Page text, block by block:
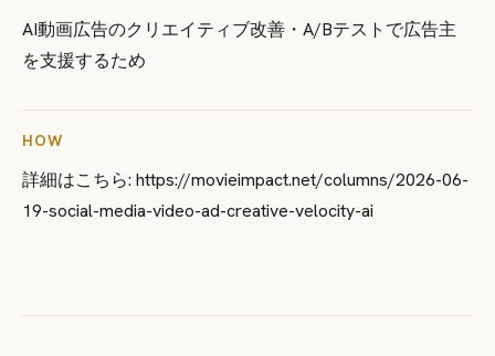
AI動画広告のクリエイティブ改善・A/Bテストで広告主
を支援するため
HOW
詳細はこちら: https://movieimpact.net/columns/2026-06-
19-social-media-video-ad-creative-velocity-ai